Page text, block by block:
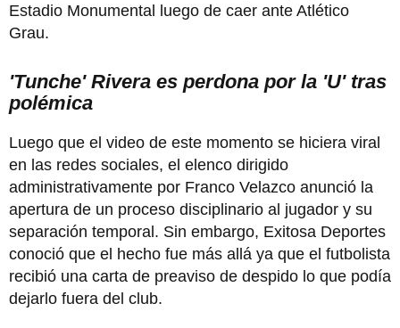
Estadio Monumental luego de caer ante Atlético
Grau.
'Tunche' Rivera es perdona por la 'U' tras
polémica
Luego que el video de este momento se hiciera viral
en las redes sociales, el elenco dirigido
administrativamente por Franco Velazco anunció la
apertura de un proceso disciplinario al jugador y su
separación temporal. Sin embargo, Exitosa Deportes
conoció que el hecho fue más allá ya que el futbolista
recibió una carta de preaviso de despido lo que podía
dejarlo fuera del club.